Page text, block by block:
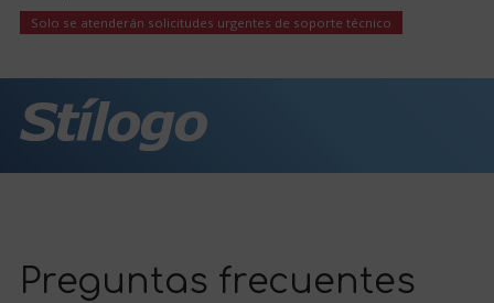
Solo se atenderán solicitudes urgentes de soporte técnico
Preguntas frecuentes